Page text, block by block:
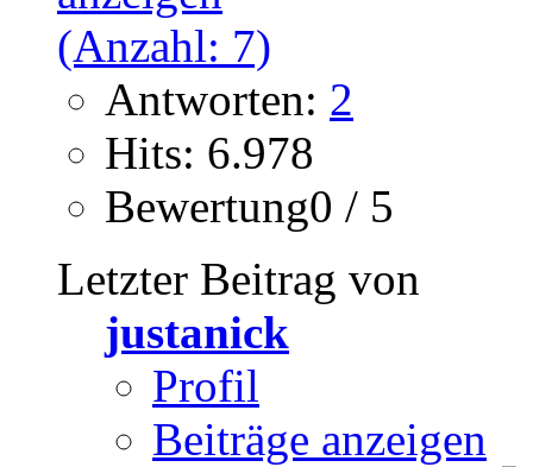
Antworten: 2
Hits: 6.978
Bewertung0 / 5
Letzter Beitrag von
justanick
Profil
Beiträge anzeigen